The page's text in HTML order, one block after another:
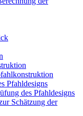
Pfahldesigns
des Pfahldesigns
Schätzung der